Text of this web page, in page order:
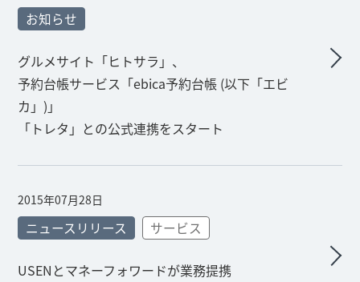
お知らせ
グルメサイト「ヒトサラ」、
予約台帳サービス「ebica予約台帳 (以下「エビ
カ」)」
「トレタ」との公式連携をスタート
2015年07月28日
ニュースリリース サービス
USENとマネーフォワードが業務提携